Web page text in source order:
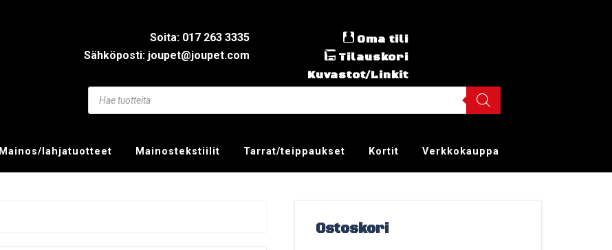
Soita: 017 263 3335
Sähköposti: joupet@joupet.com
Oma tili
Tilauskori
Kuvastot/Linkit
Mainos/lahjatuotteet Mainostekstiilit Tarrat/teippaukset Kortit Verkkokauppa
Ostoskori